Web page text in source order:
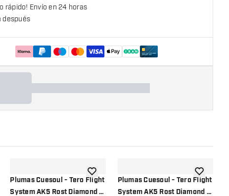
rápido! Envío en 24 horas
después
la lista de deseos
Plumas Cuesoul - Tero Flight
System AK5 Rost Diamond -
añadir a la lista de deseos
Plumas Cuesoul - Tero Flight
System AK5 Rost Diamond -
añadir a la